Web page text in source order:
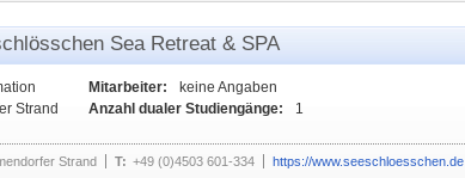
Sea Retreat & SPA
Strand
Mitarbeiter:
keine Angaben
Anzahl dualer Studiengänge:
1
Strand T: +49 (0)4503 601-334 https://www.seeschloesschen.de